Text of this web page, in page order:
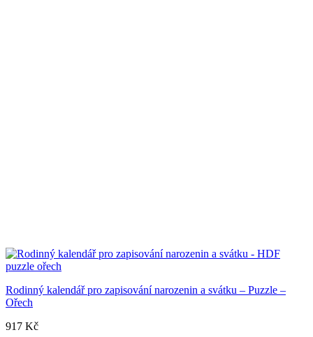
Rodinný kalendář pro zapisování narozenin a svátku – Puzzle –
Ořech
917 Kč